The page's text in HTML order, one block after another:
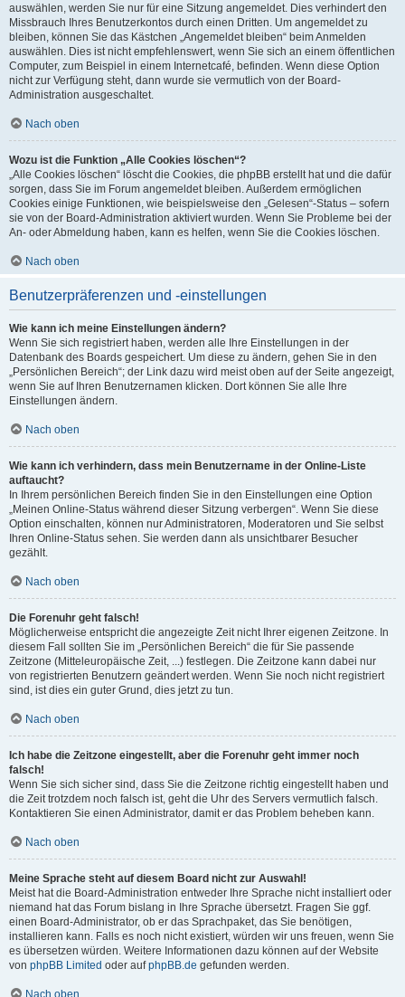
auswählen, werden Sie nur für eine Sitzung angemeldet. Dies verhindert den
Missbrauch Ihres Benutzerkontos durch einen Dritten. Um angemeldet zu
bleiben, können Sie das Kästchen „Angemeldet bleiben“ beim Anmelden
auswählen. Dies ist nicht empfehlenswert, wenn Sie sich an einem öffentlichen
Computer, zum Beispiel in einem Internetcafé, befinden. Wenn diese Option
nicht zur Verfügung steht, dann wurde sie vermutlich von der Board-
Administration ausgeschaltet.
Nach oben
Wozu ist die Funktion „Alle Cookies löschen“?
„Alle Cookies löschen“ löscht die Cookies, die phpBB erstellt hat und die dafür
sorgen, dass Sie im Forum angemeldet bleiben. Außerdem ermöglichen
Cookies einige Funktionen, wie beispielsweise den „Gelesen“-Status – sofern
sie von der Board-Administration aktiviert wurden. Wenn Sie Probleme bei der
An- oder Abmeldung haben, kann es helfen, wenn Sie die Cookies löschen.
Nach oben
Benutzerpräferenzen und -einstellungen
Wie kann ich meine Einstellungen ändern?
Wenn Sie sich registriert haben, werden alle Ihre Einstellungen in der
Datenbank des Boards gespeichert. Um diese zu ändern, gehen Sie in den
„Persönlichen Bereich“; der Link dazu wird meist oben auf der Seite angezeigt,
wenn Sie auf Ihren Benutzernamen klicken. Dort können Sie alle Ihre
Einstellungen ändern.
Nach oben
Wie kann ich verhindern, dass mein Benutzername in der Online-Liste
auftaucht?
In Ihrem persönlichen Bereich finden Sie in den Einstellungen eine Option
„Meinen Online-Status während dieser Sitzung verbergen“. Wenn Sie diese
Option einschalten, können nur Administratoren, Moderatoren und Sie selbst
Ihren Online-Status sehen. Sie werden dann als unsichtbarer Besucher
gezählt.
Nach oben
Die Forenuhr geht falsch!
Möglicherweise entspricht die angezeigte Zeit nicht Ihrer eigenen Zeitzone. In
diesem Fall sollten Sie im „Persönlichen Bereich“ die für Sie passende
Zeitzone (Mitteleuropäische Zeit, ...) festlegen. Die Zeitzone kann dabei nur
von registrierten Benutzern geändert werden. Wenn Sie noch nicht registriert
sind, ist dies ein guter Grund, dies jetzt zu tun.
Nach oben
Ich habe die Zeitzone eingestellt, aber die Forenuhr geht immer noch
falsch!
Wenn Sie sich sicher sind, dass Sie die Zeitzone richtig eingestellt haben und
die Zeit trotzdem noch falsch ist, geht die Uhr des Servers vermutlich falsch.
Kontaktieren Sie einen Administrator, damit er das Problem beheben kann.
Nach oben
Meine Sprache steht auf diesem Board nicht zur Auswahl!
Meist hat die Board-Administration entweder Ihre Sprache nicht installiert oder
niemand hat das Forum bislang in Ihre Sprache übersetzt. Fragen Sie ggf.
einen Board-Administrator, ob er das Sprachpaket, das Sie benötigen,
installieren kann. Falls es noch nicht existiert, würden wir uns freuen, wenn Sie
es übersetzen würden. Weitere Informationen dazu können auf der Website
von phpBB Limited oder aufphpBB.de gefunden werden.
Nach oben